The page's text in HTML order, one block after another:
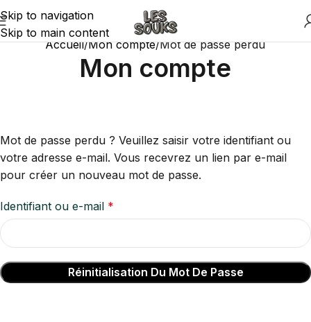
Skip to navigation
Skip to main content
Accueil Mon compte Mot de passe perdu
Mon compte
Mot de passe perdu ? Veuillez saisir votre identifiant ou
votre adresse e-mail. Vous recevrez un lien par e-mail
pour créer un nouveau mot de passe.
Identifiant ou e-mail *
Réinitialisation Du Mot De Passe